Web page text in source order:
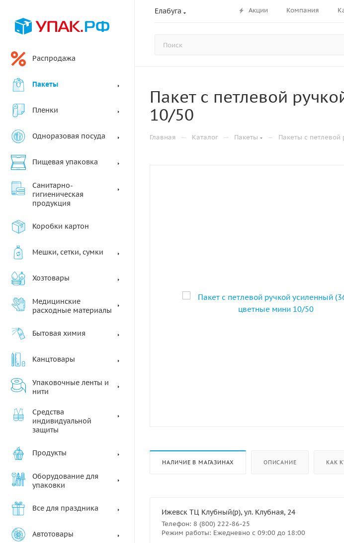
Елабуга Акции Компания
Распродажа
Пакеты
Пленки
Одноразовая посуда
Пищевая упаковка
Санитарно-
гигиеническая
продукция
Коробки картон
Мешки, сетки, сумки
Хозтовары
Медицинские
расходные материалы
Бытовая химия
Канцтовары
Упаковочные ленты и
нити
Средства
индивидуальной
защиты
Продукты
Оборудование для
упаковки
Все для праздника
Автотовары
Пакет с петлевой
10/50
Главная — Каталог — Пакеты — Пакеты с петлевой
НАЛИЧИЕ В МАГАЗИНАХ ОПИСАНИЕ КАК
Ижевск ТЦ Клубный(р), ул. Клубная, 24
Телефон: 8 (800) 222-86-25
Режим работы: Ежедневно с 09:00 до 18:00